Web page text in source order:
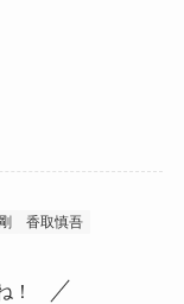
香取慎吾
！